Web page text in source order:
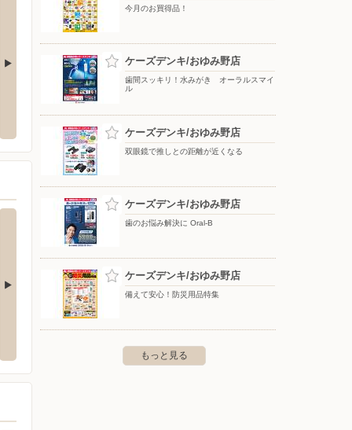
CENTER/
店
おゆみ野南5-37-1 イオン
〒264-0023 千葉県千葉市若葉区貝塚町1087-1
店
港153
今月のお買得品！
ケーズデンキ/おゆみ野店
歯間スッキリ！水みがき オーラルスマイ
ル
ケーズデンキ/おゆみ野店
双眼鏡で推しとの距離が近くなる
ケーズデンキ/おゆみ野店
歯のお悩み解決に Oral-B
ケーズデンキ/おゆみ野店
備えて安心！防災用品特集
もっと見る